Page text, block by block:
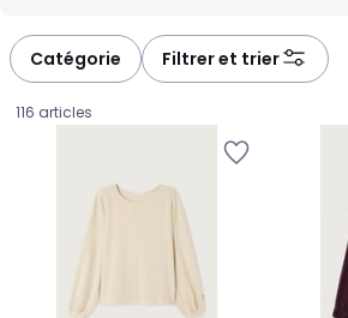
Catégorie Filtrer et trier
116 articles